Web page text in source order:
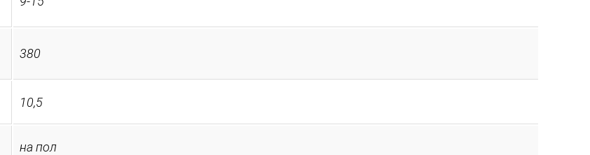
380
10,5
на пол